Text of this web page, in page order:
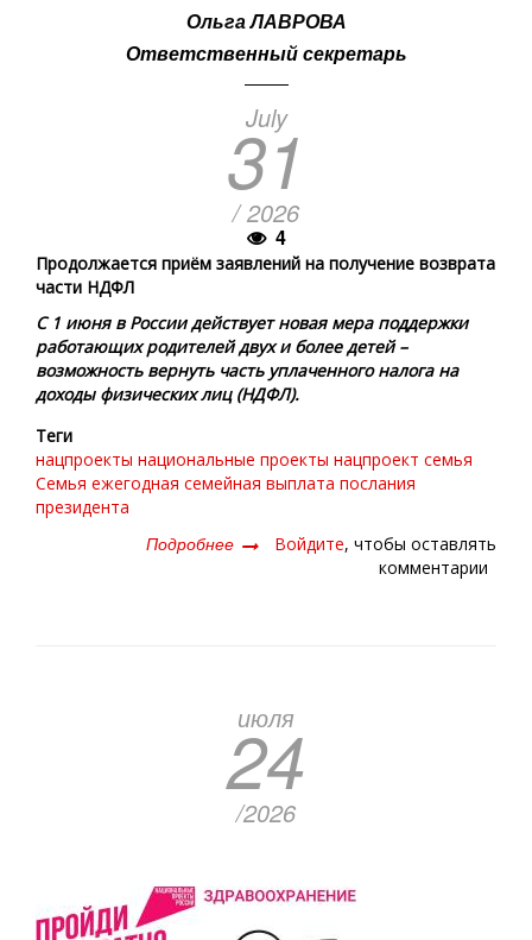
Ольга ЛАВРОВА
Ответственный секретарь
July
31
/ 2026
4
Продолжается приём заявлений на получение возврата
части НДФЛ
С 1 июня в России действует новая мера поддержки
работающих родителей двух и более детей –
возможность вернуть часть уплаченного налога на
доходы физических лиц (НДФЛ).
Теги
нацпроекты национальные проекты нацпроект семья
Семья ежегодная семейная выплата послания
президента
Подробнее о
Войдите, чтобы оставлять
комментарии
июля
24
/2026